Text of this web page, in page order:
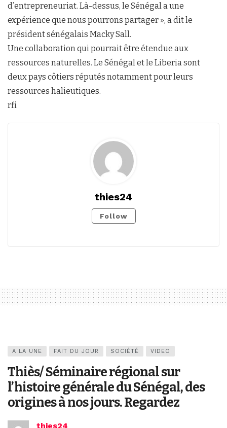
d’entrepreneuriat. Là-dessus, le Sénégal a une
expérience que nous pourrons partager », a dit le
président sénégalais Macky Sall.
Une collaboration qui pourrait être étendue aux
ressources naturelles. Le Sénégal et le Liberia sont
deux pays côtiers réputés notamment pour leurs
ressources halieutiques.
rfi
thies24
Follow
A LA UNE FAIT DU JOUR SOCIÉTÉ VIDEO
Thiès/ Séminaire régional sur
l’histoire générale du Sénégal, des
origines à nos jours. Regardez
thies24